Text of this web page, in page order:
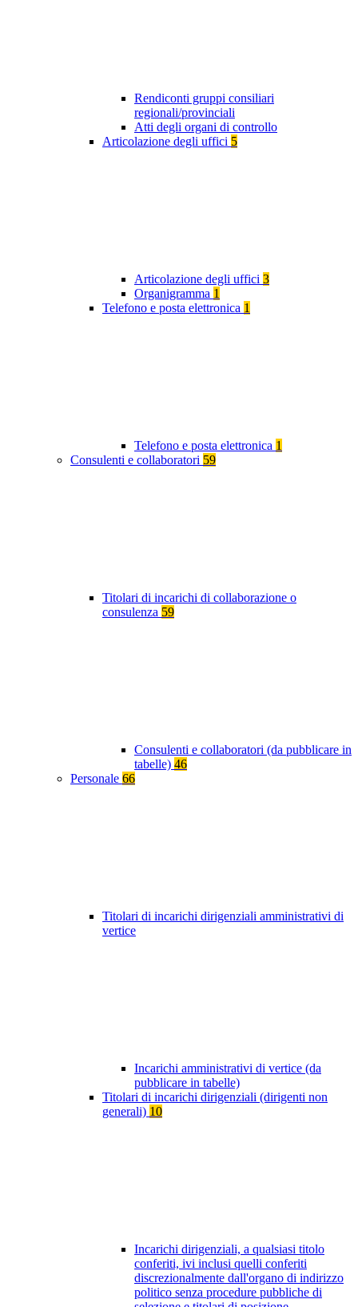
Rendiconti gruppi consiliari
regionali/provinciali
Atti degli organi di controllo
Articolazione degli uffici 5
Articolazione degli uffici 3
Organigramma 1
Telefono e posta elettronica 1
Telefono e posta elettronica 1
Consulenti e collaboratori 59
Titolari di incarichi di collaborazione o
consulenza 59
Consulenti e collaboratori (da pubblicare in
tabelle) 46
Personale 66
Titolari di incarichi dirigenziali amministrativi di
vertice
Incarichi amministrativi di vertice (da
pubblicare in tabelle)
Titolari di incarichi dirigenziali (dirigenti non
generali) 10
Incarichi dirigenziali, a qualsiasi titolo
conferiti, ivi inclusi quelli conferiti
discrezionalmente dall'organo di indirizzo
politico senza procedure pubbliche di